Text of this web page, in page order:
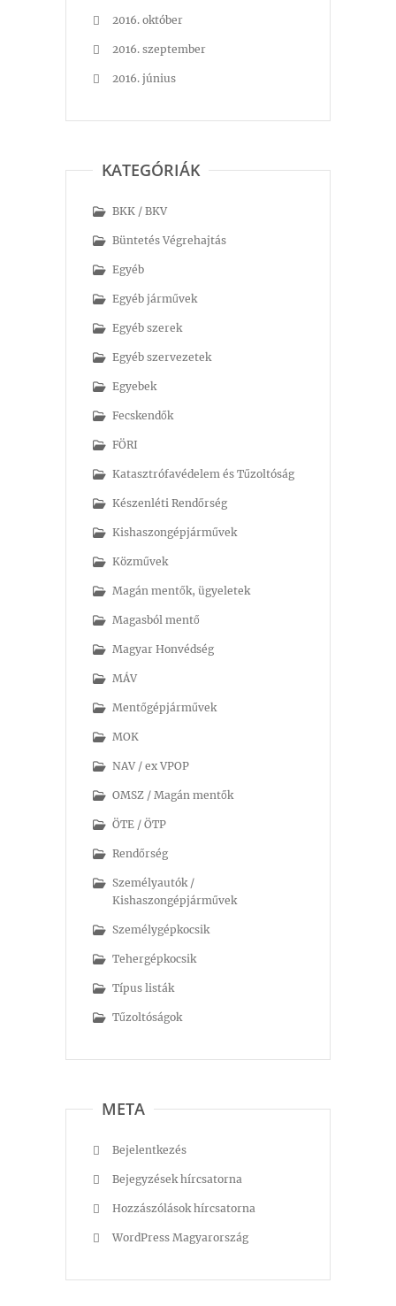
2016. október
2016. szeptember
2016. június
KATEGÓRIÁK
BKK / BKV
Büntetés Végrehajtás
Egyéb
Egyéb járművek
Egyéb szerek
Egyéb szervezetek
Egyebek
Fecskendők
FÖRI
Katasztrófavédelem és Tűzoltóság
Készenléti Rendőrség
Kishaszongépjárművek
Közművek
Magán mentők, ügyeletek
Magasból mentő
Magyar Honvédség
MÁV
Mentőgépjárművek
MOK
NAV / ex VPOP
OMSZ / Magán mentők
ÖTE / ÖTP
Rendőrség
Személyautók /
Kishaszongépjárművek
Személygépkocsik
Tehergépkocsik
Típus listák
Tűzoltóságok
META
Bejelentkezés
Bejegyzések hírcsatorna
Hozzászólások hírcsatorna
WordPress Magyarország